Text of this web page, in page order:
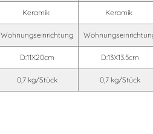
Keramik Keramik
Wohnungseinrichtung
D:11X20cm D:13X13.5cm
0,7 kg/Stück 0,7 kg/Stück